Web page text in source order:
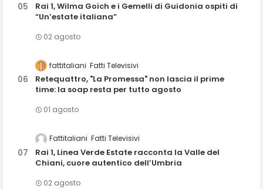
Rai 1, Wilma Goich e i Gemelli di Guidonia ospiti di
“Un’estate italiana”
02 agosto
fattitaliani Fatti Televisivi
Retequattro, "La Promessa" non lascia il prime
time: la soap resta per tutto agosto
01 agosto
Fattitaliani Fatti Televisivi
Rai 1, Linea Verde Estate racconta la Valle del
Chiani, cuore autentico dell’Umbria
02 agosto